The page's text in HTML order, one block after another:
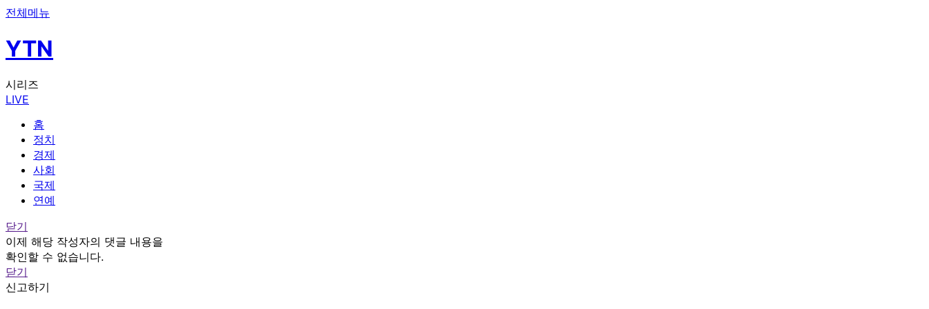
전체메뉴
YTN
시리즈
LIVE
홈
정치
경제
사회
국제
연예
닫기
이제 해당 작성자의 댓글 내용을
확인할 수 없습니다.
닫기
신고하기